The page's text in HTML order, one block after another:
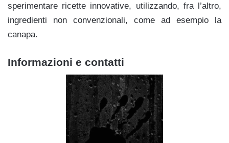
sperimentare ricette innovative, utilizzando, fra l’altro,
ingredienti non convenzionali, come ad esempio la
canapa.
Informazioni e contatti